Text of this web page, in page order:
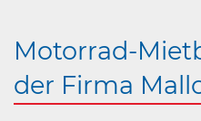
Motorrad-
der Firma